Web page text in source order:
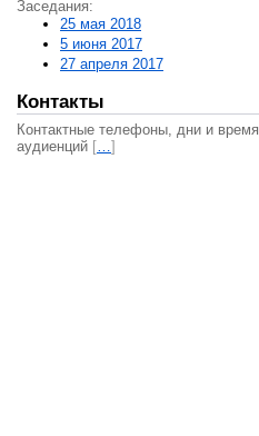
Заседания:
25 мая 2018
5 июня 2017
27 апреля 2017
Контакты
Контактные телефоны, дни и время
аудиенций […]